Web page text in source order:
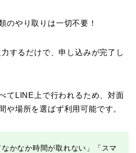
のやり取りは一切不要！
するだけで、申し込みが完了し
てLINE上で行われるため、対面
や場所を選ばず利用可能です。
なかなか時間が取れない」「スマ